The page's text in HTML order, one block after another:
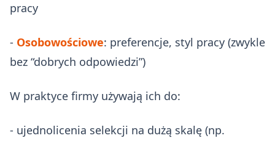
pracy
- Osobowościowe: preferencje, styl pracy (zwykle
bez “dobrych odpowiedzi”)
W praktyce firmy używają ich do:
- ujednolicenia selekcji na dużą skalę (np.